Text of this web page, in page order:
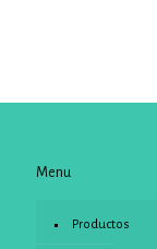
Menu
Productos